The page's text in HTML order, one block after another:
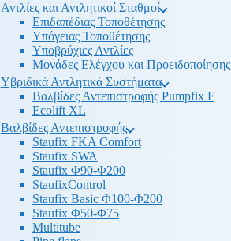
Αντλίες και Αντλητικοί Σταθμοί
Επιδαπέδιας Τοποθέτησης
Υπόγειας Τοποθέτησης
Υποβρύχιες Αντλίες
Μονάδες Ελέγχου και Προειδοποίησης
Υβριδικά Αντλητικά Συστήματα
Βαλβίδες Αντεπιστροφής Pumpfix F
Ecolift XL
Βαλβίδες Αντεπιστροφής
Staufix FKA Comfort
Staufix SWA
Staufix Φ90-Φ200
StaufixControl
Staufix Basic Φ100-Φ200
Staufix Φ50-Φ75
Multitube